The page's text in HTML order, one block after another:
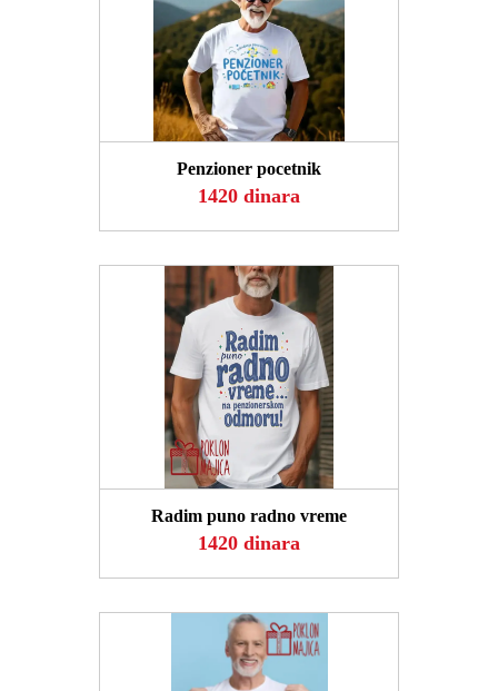
POGLEDAJ
Penzioner pocetnik
1420 dinara
POGLEDAJ
Radim puno radno vreme
1420 dinara